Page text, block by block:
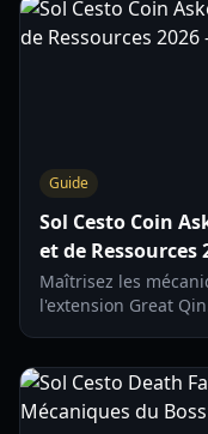
Guide
Sol Cesto Coin
et de Ressources
Maîtrisez les
l'extension Great